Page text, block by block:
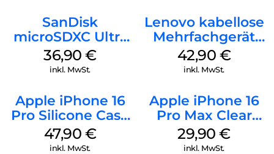
SanDisk
microSDXC Ultra
128 GB + Adapter
Mobile
36,90€
inkl. MwSt.
Lenovo kabellose
Mehrfachgerät
Luna Grey
42,90 €
inkl. MwSt.
Apple iPhone 16
Pro Silicone Case
MagSafe Denim
47,90 €
inkl. MwSt.
Apple iPhone 16
Pro Max Clear
Case MagSafe
Transparent
29,90€
inkl. MwSt.